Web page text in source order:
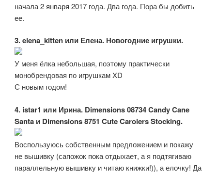
начала 2 января 2017 года. Два года. Пора бы добить
ее.
3. elena_kitten или Елена. Новогодние игрушки.
У меня ёлка небольшая, поэтому практически
монобрендовая по игрушкам XD
С новым годом!
4. istar1 или Ирина. Dimensions 08734 Candy Cane
Santa и Dimensions 8751 Cute Carolers Stocking.
Воспользуюсь собственным предложением и покажу
не вышивку (сапожок пока отдыхает, а я подтягиваю
параллельную вышивку и читаю книжки!)), а елочку! Да